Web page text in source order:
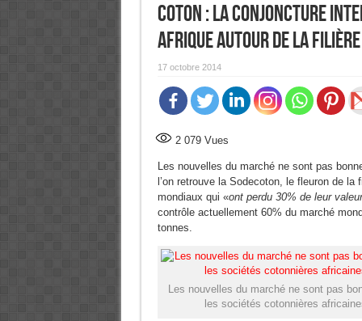
Coton : La conjoncture
Afrique autour de la
17 octobre 2014
2 079Vues
Les nouvelles du marché ne sont pas
l’on retrouve la Sodecoton, le fleuron de
mondiaux qui «ont perdu 30% de leur
contrôle actuellement 60% du marché
tonnes.
Les nouvelles du marché ne sont pas
les sociétés cotonnières